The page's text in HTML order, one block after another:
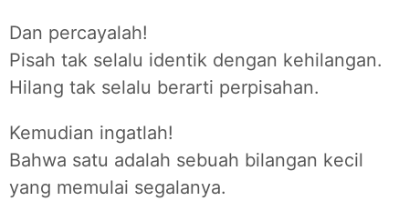
Dan percayalah!
Pisah tak selalu identik dengan kehilangan.
Hilang tak selalu berarti perpisahan.
Kemudian ingatlah!
Bahwa satu adalah sebuah bilangan kecil
yang memulai segalanya.